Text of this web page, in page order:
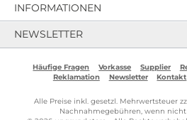
INFORMATIONEN
NEWSLETTER
Häufige Fragen Vorkasse Supplier
Reklamation
Newsletter Kontakt
Alle Preise inkl. gesetzl. Mehrwertsteuer
Nachnahmegebühren, wenn nicht